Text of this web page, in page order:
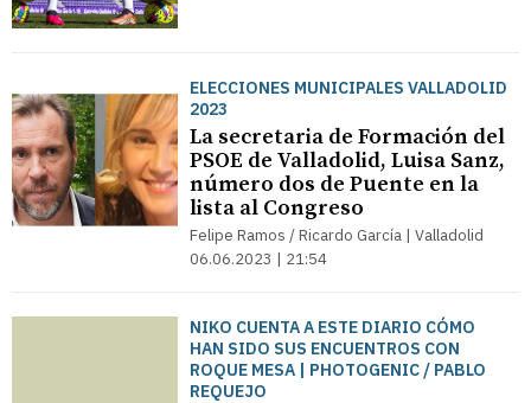
ELECCIONES MUNICIPALES VALLADOLID
2023
La secretaria de Formación del
PSOE de Valladolid, Luisa Sanz,
número dos de Puente en la
lista al Congreso
Felipe Ramos / Ricardo García | Valladolid
06.06.2023 | 21:54
NIKO CUENTA A ESTE DIARIO CÓMO
HAN SIDO SUS ENCUENTROS CON
ROQUE MESA | PHOTOGENIC / PABLO
REQUEJO